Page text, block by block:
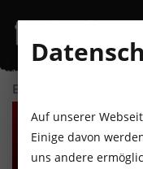
EVENTKALENDER
DO
6
AUGUST
FR
7
AUGUST
Auf unserer
Einige davon
uns andere